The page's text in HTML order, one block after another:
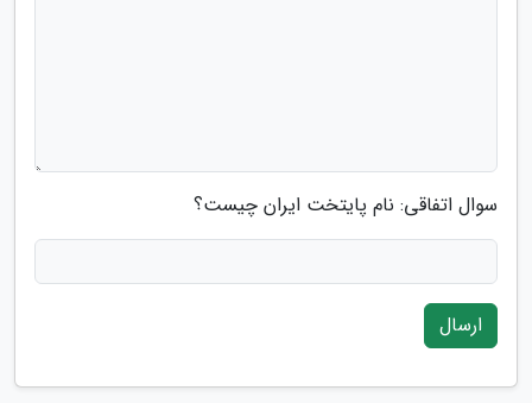
سوال اتفاقی: نام پایتخت ایران چیست؟
ارسال